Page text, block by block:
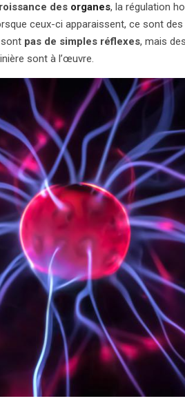
des organes, la régulation
ceux-ci apparaissent, ce sont des
pas de simples réflexes, mais des
sont à l’œuvre.